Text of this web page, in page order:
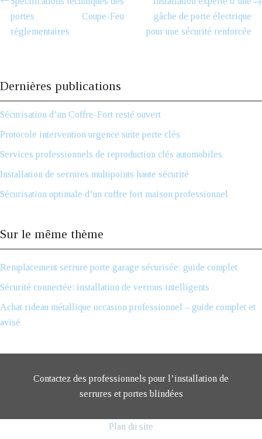
portes Coupe-Feu
réglementaires
gâche de porte électrique
pour une sécurité renforcée
Dernières publications
Sécurisation d’un Coffre-Fort resté ouvert
Protocole intervention urgence suite perte clés
Services professionnels de reproduction clés automobiles
Installation de serrures multipoints haute sécurité
Sécurisation optimale d’un coffre fort maison professionnel
Sur le même thème
Remplacement serrure porte garage sécurisée: guide complet
Sécurité connectée: installation de verrous intelligents
Achat rideau métallique occasion professionnel – guide complet et
avisé
Contactez des professionnels pour l’installation de
serrures et portes blindées
Plan du site